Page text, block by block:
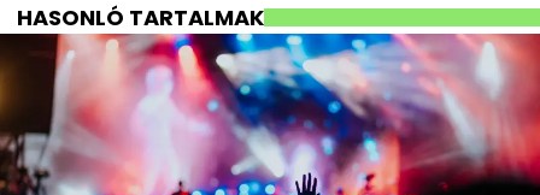
HASONLÓ TARTALMAK